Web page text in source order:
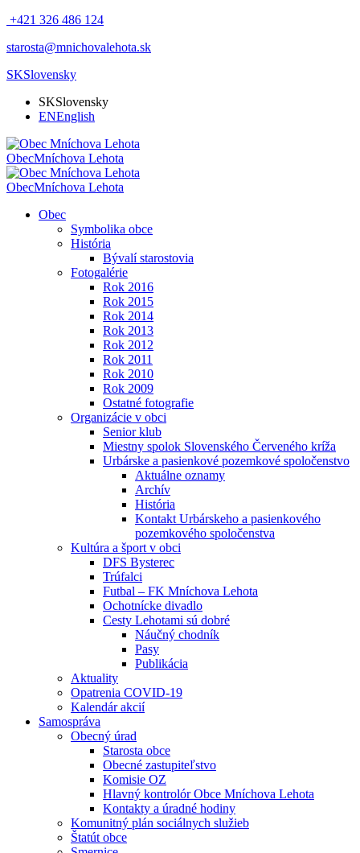
+421 326 486 124
starosta@mnichovalehota.sk
SKSlovensky
SKSlovensky
ENEnglish
ObecMníchova Lehota
ObecMníchova Lehota
Obec
Symbolika obce
História
Bývalí starostovia
Fotogalérie
Rok 2016
Rok 2015
Rok 2014
Rok 2013
Rok 2012
Rok 2011
Rok 2010
Rok 2009
Ostatné fotografie
Organizácie v obci
Senior klub
Miestny spolok Slovenského Červeného kríža
Urbárske a pasienkové pozemkové spoločenstvo
Aktuálne oznamy
Archív
História
Kontakt Urbárskeho a pasienkového
pozemkového spoločenstva
Kultúra a šport v obci
DFS Bysterec
Trúfalci
Futbal – FK Mníchova Lehota
Ochotnícke divadlo
Cesty Lehotami sú dobré
Náučný chodník
Pasy
Publikácia
Aktuality
Opatrenia COVID-19
Kalendár akcií
Samospráva
Obecný úrad
Starosta obce
Obecné zastupiteľstvo
Komisie OZ
Hlavný kontrolór Obce Mníchova Lehota
Kontakty a úradné hodiny
Komunitný plán sociálnych služieb
Štatút obce